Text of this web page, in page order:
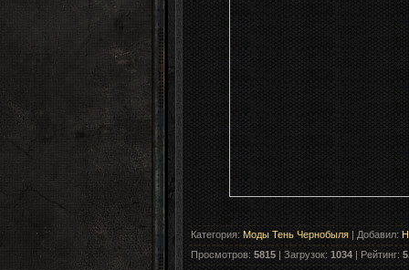
Категория:Моды Тень Чернобыля |Добавил:
Просмотров:5815 | Загрузок: 1034 | Рейтинг: